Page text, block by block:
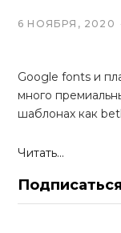
6 НОЯБРЯ, 2020
Google fonts и
много
шаблонах как
Читать...